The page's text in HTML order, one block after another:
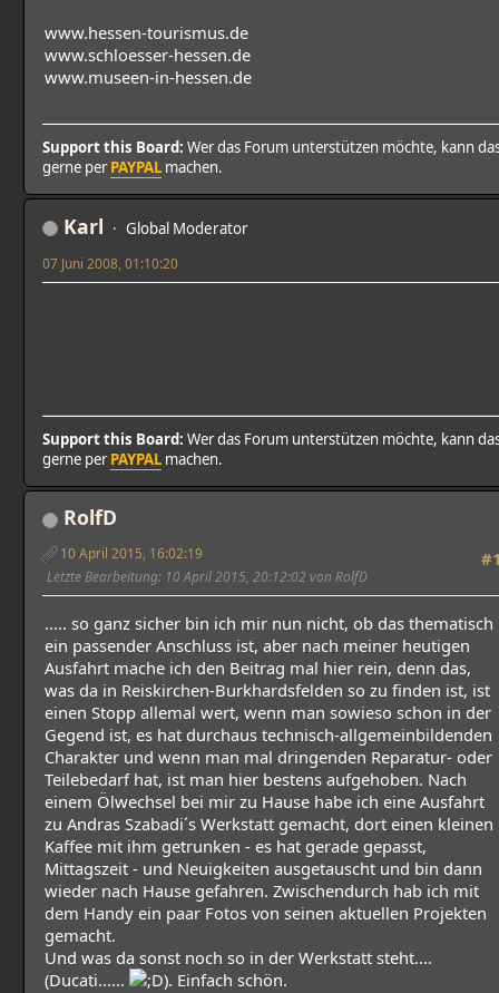
www.hessen-tourismus.de
www.schloesser-hessen.de
www.museen-in-hessen.de
Support this Board: Wer das Forum unterstützen möchte, kann
gerne perPAYPAL machen.
Karl Global Moderator
07 Juni 2008, 01:10:20
Support this Board: Wer das Forum unterstützen möchte, kann
gerne perPAYPAL machen.
RolfD
10 April 2015, 16:02:19
Letzte Bearbeitung: 10 April 2015, 20:12:02 von RolfD
..... so ganz sicher bin ich mir nun nicht, ob das thematisch
ein passender Anschluss ist, aber nach meiner heutigen
Ausfahrt mache ich den Beitrag mal hier rein, denn das,
was da in Reiskirchen-Burkhardsfelden so zu finden ist, ist
einen Stopp allemal wert, wenn man sowieso schon in der
Gegend ist, es hat durchaus technisch-allgemeinbildenden
Charakter und wenn man mal dringenden Reparatur- oder
Teilebedarf hat, ist man hier bestens aufgehoben. Nach
einem Ölwechsel bei mir zu Hause habe ich eine Ausfahrt
zu Andras Szabadi´s Werkstatt gemacht, dort einen kleinen
Kaffee mit ihm getrunken - es hat gerade gepasst,
Mittagszeit - und Neuigkeiten ausgetauscht und bin dann
wieder nach Hause gefahren. Zwischendurch hab ich mit
dem Handy ein paar Fotos von seinen aktuellen Projekten
gemacht.
Und was da sonst noch so in der Werkstatt steht....
(Ducati......
). Einfach schön.